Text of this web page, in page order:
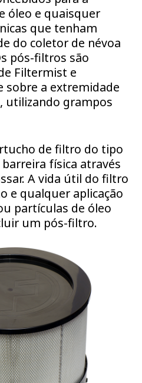
óleo e quaisquer
que tenham
do coletor de névoa
pós-filtros são
Filtermist e
sobre a extremidade
utilizando grampos
de filtro do tipo
física através
A vida útil do filtro
e qualquer aplicação
partículas de óleo
um pós-filtro.